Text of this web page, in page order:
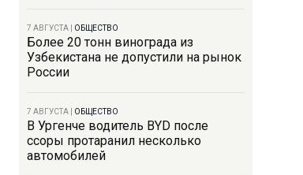
7 АВГУСТА ОБЩЕСТВО
Более 20 тонн винограда из
Узбекистана не допустили на рынок
России
7 АВГУСТА ОБЩЕСТВО
В Ургенче водитель BYD после
ссоры протаранил несколько
автомобилей